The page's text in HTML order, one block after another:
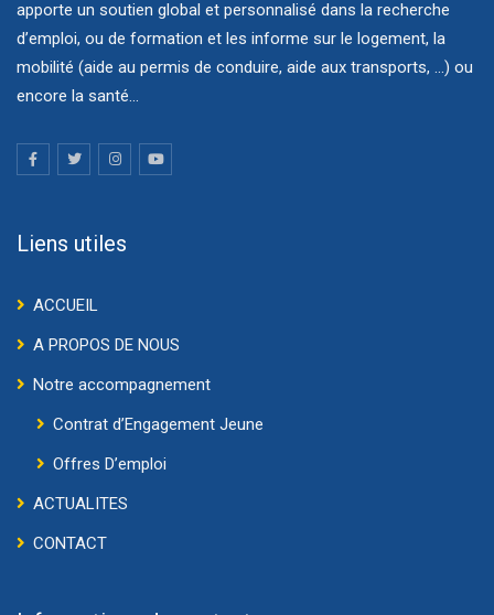
apporte un soutien global et personnalisé dans la recherche
d’emploi, ou de formation et les informe sur le logement, la
mobilité (aide au permis de conduire, aide aux transports, ...) ou
encore la santé...
Liens utiles
ACCUEIL
A PROPOS DE NOUS
Notre accompagnement
Contrat d’Engagement Jeune
Offres D’emploi
ACTUALITES
CONTACT